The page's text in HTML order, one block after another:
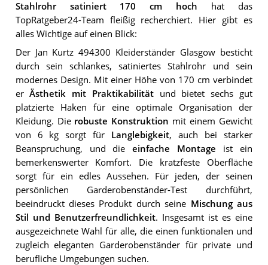
Stahlrohr satiniert 170 cm hoch hat das
TopRatgeber24-Team fleißig recherchiert. Hier gibt es
alles Wichtige auf einen Blick:
Der Jan Kurtz 494300 Kleiderständer Glasgow besticht
durch sein schlankes, satiniertes Stahlrohr und sein
modernes Design. Mit einer Höhe von 170 cm verbindet
erÄsthetik mit Praktikabilitätund bietet sechs gut
platzierte Haken für eine optimale Organisation der
Kleidung. Die robuste Konstruktion mit einem Gewicht
von 6 kg sorgt für Langlebigkeit, auch bei starker
Beanspruchung, und dieeinfache Montage ist ein
bemerkenswerter Komfort. Die kratzfeste Oberfläche
sorgt für ein edles Aussehen. Für jeden, der seinen
persönlichen Garderobenständer-Test durchführt,
beeindruckt dieses Produkt durch seine Mischung aus
Stil und Benutzerfreundlichkeit. Insgesamt ist es eine
ausgezeichnete Wahl für alle, die einen funktionalen und
zugleich eleganten Garderobenständer für private und
berufliche Umgebungen suchen.